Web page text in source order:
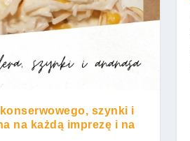
szynki i
na każdą imprezę i na